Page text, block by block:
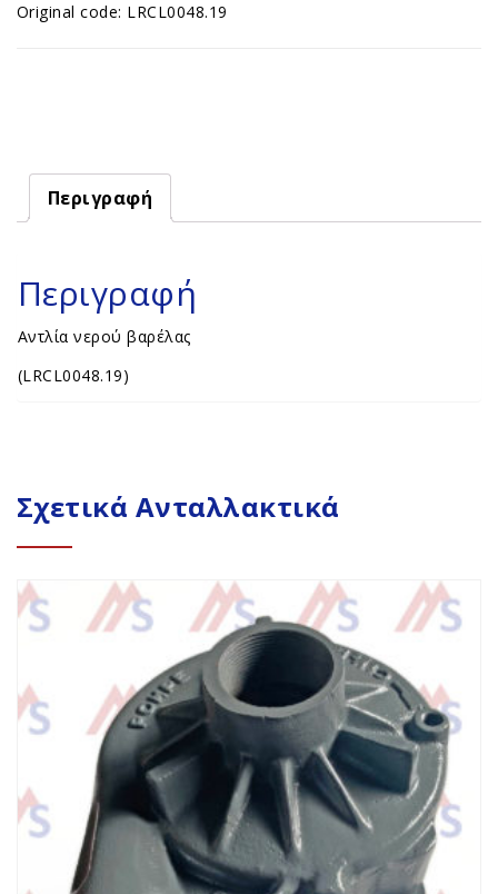
Original code: LRCL0048.19
Περιγραφή
Περιγραφή
Αντλία νερού βαρέλας
(LRCL0048.19)
Σχετικά Ανταλλακτικά